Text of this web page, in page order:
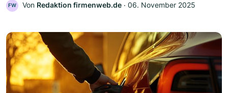
FW Von Redaktion firmenweb.de ‧ 06. November 2025